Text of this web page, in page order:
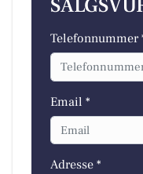
Telefonnummer
Email *
Adresse *